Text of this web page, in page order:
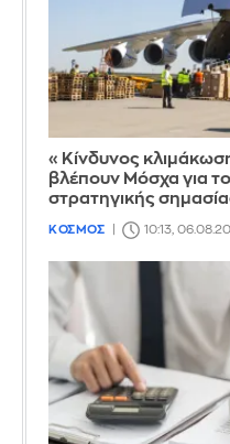
«Κίνδυνος
βλέπουν Μόσχα για
στρατηγικής
ΚΟΣΜΟΣ 10:13,